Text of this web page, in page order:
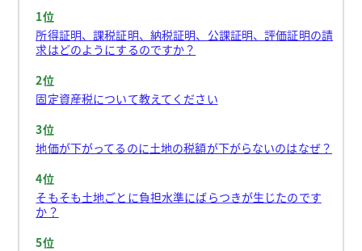
1位
所得証明、課税証明、納税証明、公課証明、評価証明の請
求はどのようにするのですか？
2位
固定資産税について教えてください
3位
地価が下がってるのに土地の税額が下がらないのはなぜ？
4位
そもそも土地ごとに負担水準にばらつきが生じたのです
か？
5位